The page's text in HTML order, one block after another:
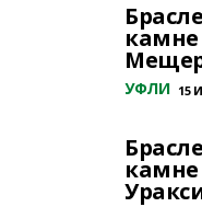
камне
УФЛИ 15